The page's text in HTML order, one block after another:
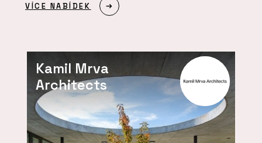
VÍCE NABÍDEK
Kamil Mrva
Architects